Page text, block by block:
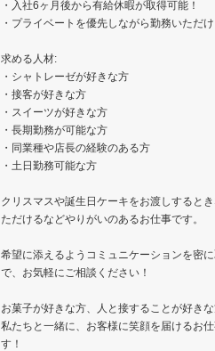
・入社6ヶ月後から有給休暇が取得可能！
・プライベートを優先しながら勤務いただ
求める人材:
・シャトレーゼが好きな方
・接客が好きな方
・スイーツが好きな方
・長期勤務が可能な方
・同業種や店長の経験のある方
・土日勤務可能な方
クリスマスや誕生日ケーキをお渡しすると
ただけるなどやりがいのあるお仕事です。
希望に添えるようコミュニケーションを密
で、お気軽にご相談ください！
お菓子が好きな方、人と接することが好きな
私たちと一緒に、お客様に笑顔を届けるお
す！